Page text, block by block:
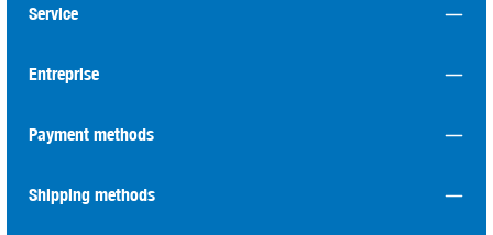
Service
Entreprise
Payment methods
Shipping methods